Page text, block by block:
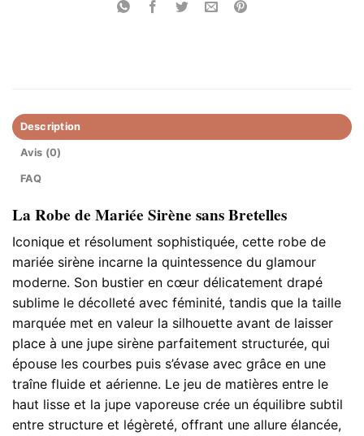
Description
Avis (0)
FAQ
La Robe de Mariée Sirène sans Bretelles
Iconique et résolument sophistiquée, cette robe de
mariée sirène incarne la quintessence du glamour
moderne. Son bustier en cœur délicatement drapé
sublime le décolleté avec féminité, tandis que la taille
marquée met en valeur la silhouette avant de laisser
place à une jupe sirène parfaitement structurée, qui
épouse les courbes puis s’évase avec grâce en une
traîne fluide et aérienne. Le jeu de matières entre le
haut lisse et la jupe vaporeuse crée un équilibre subtil
entre structure et légèreté, offrant une allure élancée,